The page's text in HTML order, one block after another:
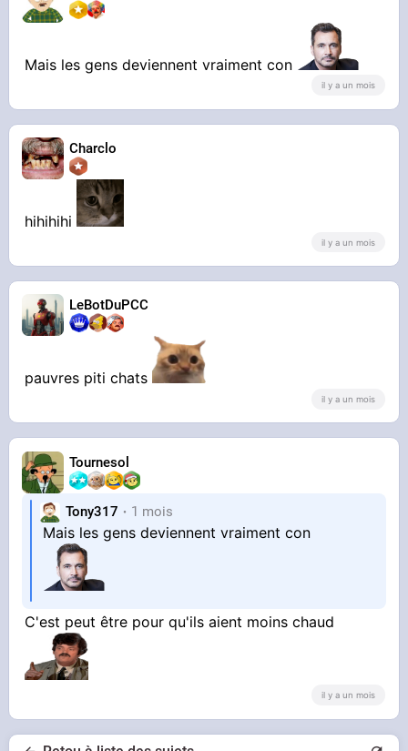
Mais les gens deviennent vraiment con
il y a un mois
Charclo
hihihihi
il y a un mois
LeBotDuPCC
pauvres piti chats
il y a un mois
Tournesol
Tony317 1 mois
Mais les gens deviennent vraiment con
C'est peut être pour qu'ils aient moins chaud
il y a un mois